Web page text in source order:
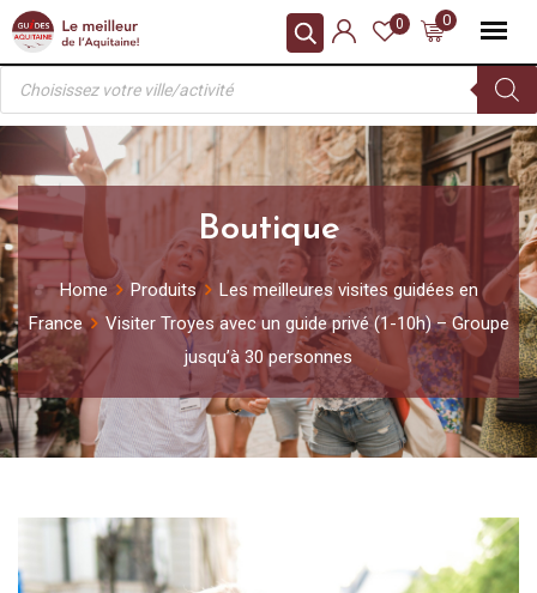
Skip
content
0
0
Recherche
produits
Boutique
Home Produits
Les meilleures visites guidées en
France
Visiter Troyes avec un guide privé (1-10h) – Groupe
jusqu’à 30 personnes